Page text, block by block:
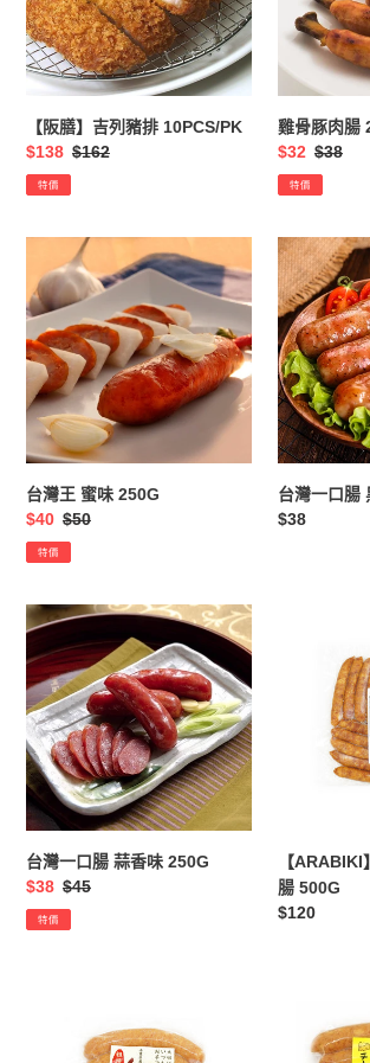
排
10PCS/PK
【阪膳】吉列豬排 10PCS/PK
售
價
$138 定
$162
特價
200G
雞骨豚肉腸
售
價
$32 定
價
$38
特價
灣
王
蜜
味
250G
台灣王 蜜味 250G
售
價
$40 定
價
$50
特價
台
灣
一
口
腸
黑
椒
味
245G
台灣一口腸
定
$38
台
一
口
腸
蒜
香
味
250G
台灣一口腸 蒜香味 250G
售
價
$38 定
價
$45
特價
500G
【
腸 500G
定
$120